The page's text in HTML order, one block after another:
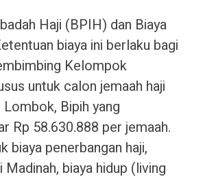
Haji (BPIH) dan Biaya
biaya ini berlaku bagi
Kelompok
untuk calon jemaah haji
Bipih yang
Rp 58.630.888 per jemaah.
biaya penerbangan haji,
biaya hidup (living